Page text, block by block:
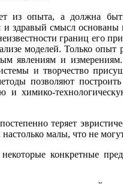
из опыта, а должна
здравый смысл
границ его
моделей. Только
явлениям и
и творчество
позволяют
и химико-
теряет
малы, что не
конкретные